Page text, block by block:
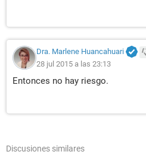
Dra. Marlene Huancahuari
28 jul 2015 a las 23:13
Entonces no hay riesgo.
Discusiones similares